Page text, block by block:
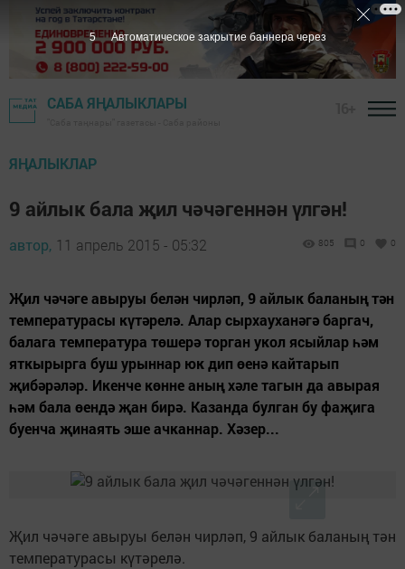
САБА ЯҢАЛЫКЛАРЫ
ЯҢАЛЫКЛАР
9 айлык бала җил чәчәгеннән үлгән!
автор, 11 апрель 2015 - 05:32 805 0 0
Җил чәчәге авыруы белән чирләп, 9 айлык баланың тән
температурасы күтәрелә. Алар сырхауханәгә баргач,
балага температура төшерә торган укол ясыйлар һәм
яткырырга буш урыннар юк дип өенә кайтарып
җибәрәләр. Икенче көнне аның хәле тагын да авырая
һәм бала өендә җан бирә. Казанда булган бу фаҗига
буенча җинаять эше ачканнар. Хәзер...
Җил чәчәге авыруы белән чирләп, 9 айлык баланың тән
температурасы күтәрелә.
4 Автоматическое закрытие баннера через